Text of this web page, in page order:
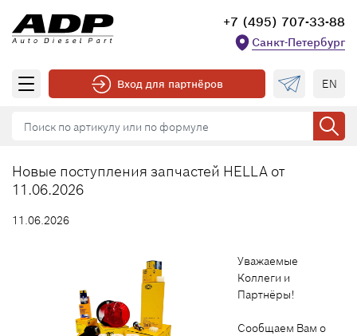
+7 (495) 707-33-88
Санкт-Петербург
Вход для партнёров EN
Новые поступления запчастей HELLA от
11.06.2026
11.06.2026
Уважаемые
Коллеги и
Партнёры!
Сообщаем Вам о